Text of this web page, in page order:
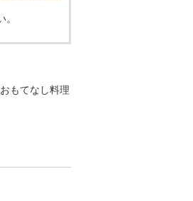
もてなし料理